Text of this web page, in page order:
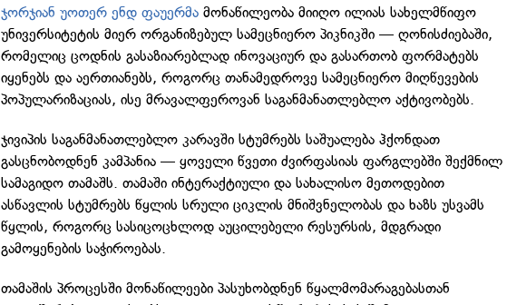
ჯორჯიან უოთერ ენდ ფაუერმა მონაწილეობა მიიღო ილიას სახელმწიფო
უნივერსიტეტის მიერ ორგანიზებულ სამეცნიერო პიკნიკში — ღონისძიებაში,
რომელიც ცოდნის გასაზიარებლად ინოვაციურ და გასართობ ფორმატებს
იყენებს და აერთიანებს, როგორც თანამედროვე სამეცნიერო მიღწევების
პოპულარიზაციას, ისე მრავალფეროვან საგანმანათლებლო აქტივობებს.
ჯივიპის საგანმანათლებლო კარავში სტუმრებს საშუალება ჰქონდათ
გასცნობოდნენ კამპანია — ყოველი წვეთი ძვირფასიას ფარგლებში შექმნილ
სამაგიდო თამაშს. თამაში ინტერაქტიული და სახალისო მეთოდებით
ასწავლის სტუმრებს წყლის სრული ციკლის მნიშვნელობას და ხაზს უსვამს
წყლის, როგორც სასიცოცხლოდ აუცილებელი რესურსის, მდგრადი
გამოყენების საჭიროებას.
თამაშის პროცესში მონაწილეები პასუხობდნენ წყალმომარაგებასთან